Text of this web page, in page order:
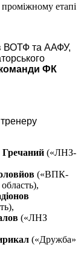
етапі
ВОТФ та ААФУ,
ФК
(«ЛНЗ-
(«ВПК-
(«ЛНЗ
(«Дружба»